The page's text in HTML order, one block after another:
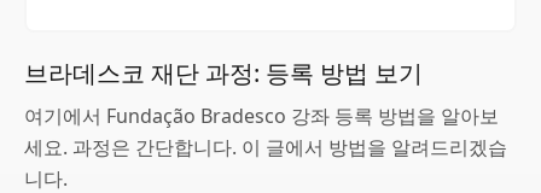
브라데스코 재단 과정: 등록 방법 보기
여기에서 Fundação Bradesco 강좌 등록 방법을 알아보
세요. 과정은 간단합니다. 이 글에서 방법을 알려드리겠습
니다.